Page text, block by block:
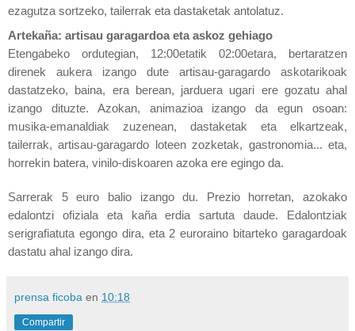
ezagutza sortzeko, tailerrak eta dastaketak antolatuz.
Artekaña: artisau garagardoa eta askoz gehiago
Etengabeko ordutegian, 12:00etatik 02:00etara, bertaratzen
direnek aukera izango dute artisau-garagardo askotarikoak
dastatzeko, baina, era berean, jarduera ugari ere gozatu ahal
izango dituzte.
Azokan, animazioa izango da egun osoan:
musika-emanaldiak zuzenean, dastaketak eta elkartzeak,
tailerrak, artisau-garagardo loteen zozketak, gastronomia... eta,
horrekin batera, vinilo-diskoaren azoka ere egingo da.
Sarrerak 5 euro balio izango du.
Prezio horretan, azokako
edalontzi ofiziala eta kaña erdia sartuta daude.
Edalontziak
serigrafiatuta egongo dira, eta 2 euroraino bitarteko garagardoak
dastatu ahal izango dira.
prensa ficoba en 10:18
Compartir